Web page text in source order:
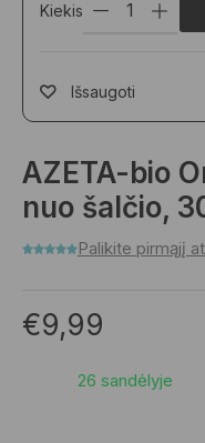
AZETA-bio
nuo šalčio,
Palikite pirmąjį
€9,99
26 sandėlyje
Kiekis
Išsaugoti